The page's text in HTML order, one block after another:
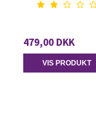
479,00 DKK
VIS PRODUKT